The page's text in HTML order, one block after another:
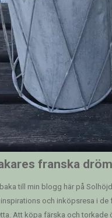
franska dröm
till min blogg här på
och inköpsresa i de
Att köpa färska och torkade